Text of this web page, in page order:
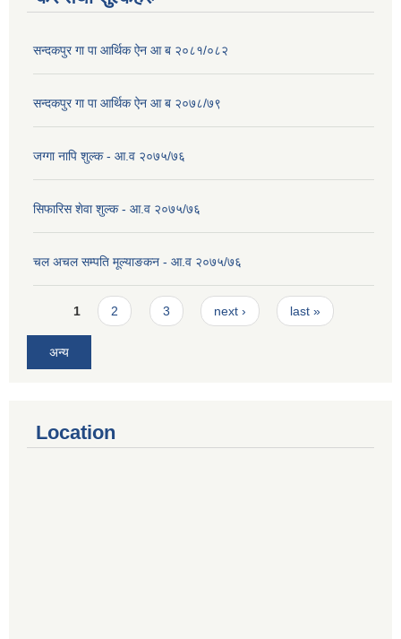
सन्दकपुर गा पा आर्थिक ऐन आ ब २०८१/०८२
सन्दकपुर गा पा आर्थिक ऐन आ ब २०७८/७९
जग्गा नापि शुल्क - आ.व २०७५/७६
सिफारिस शेवा शुल्क - आ.व २०७५/७६
चल अचल सम्पति मूल्याङकन - आ.व २०७५/७६
Pages
1 2 3 next › last »
अन्य
Location